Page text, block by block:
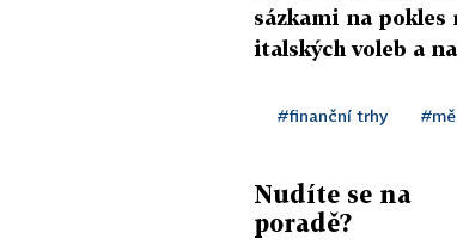
sázkami na
italských voleb a
#finanční trhy
Nudíte se na
poradě?